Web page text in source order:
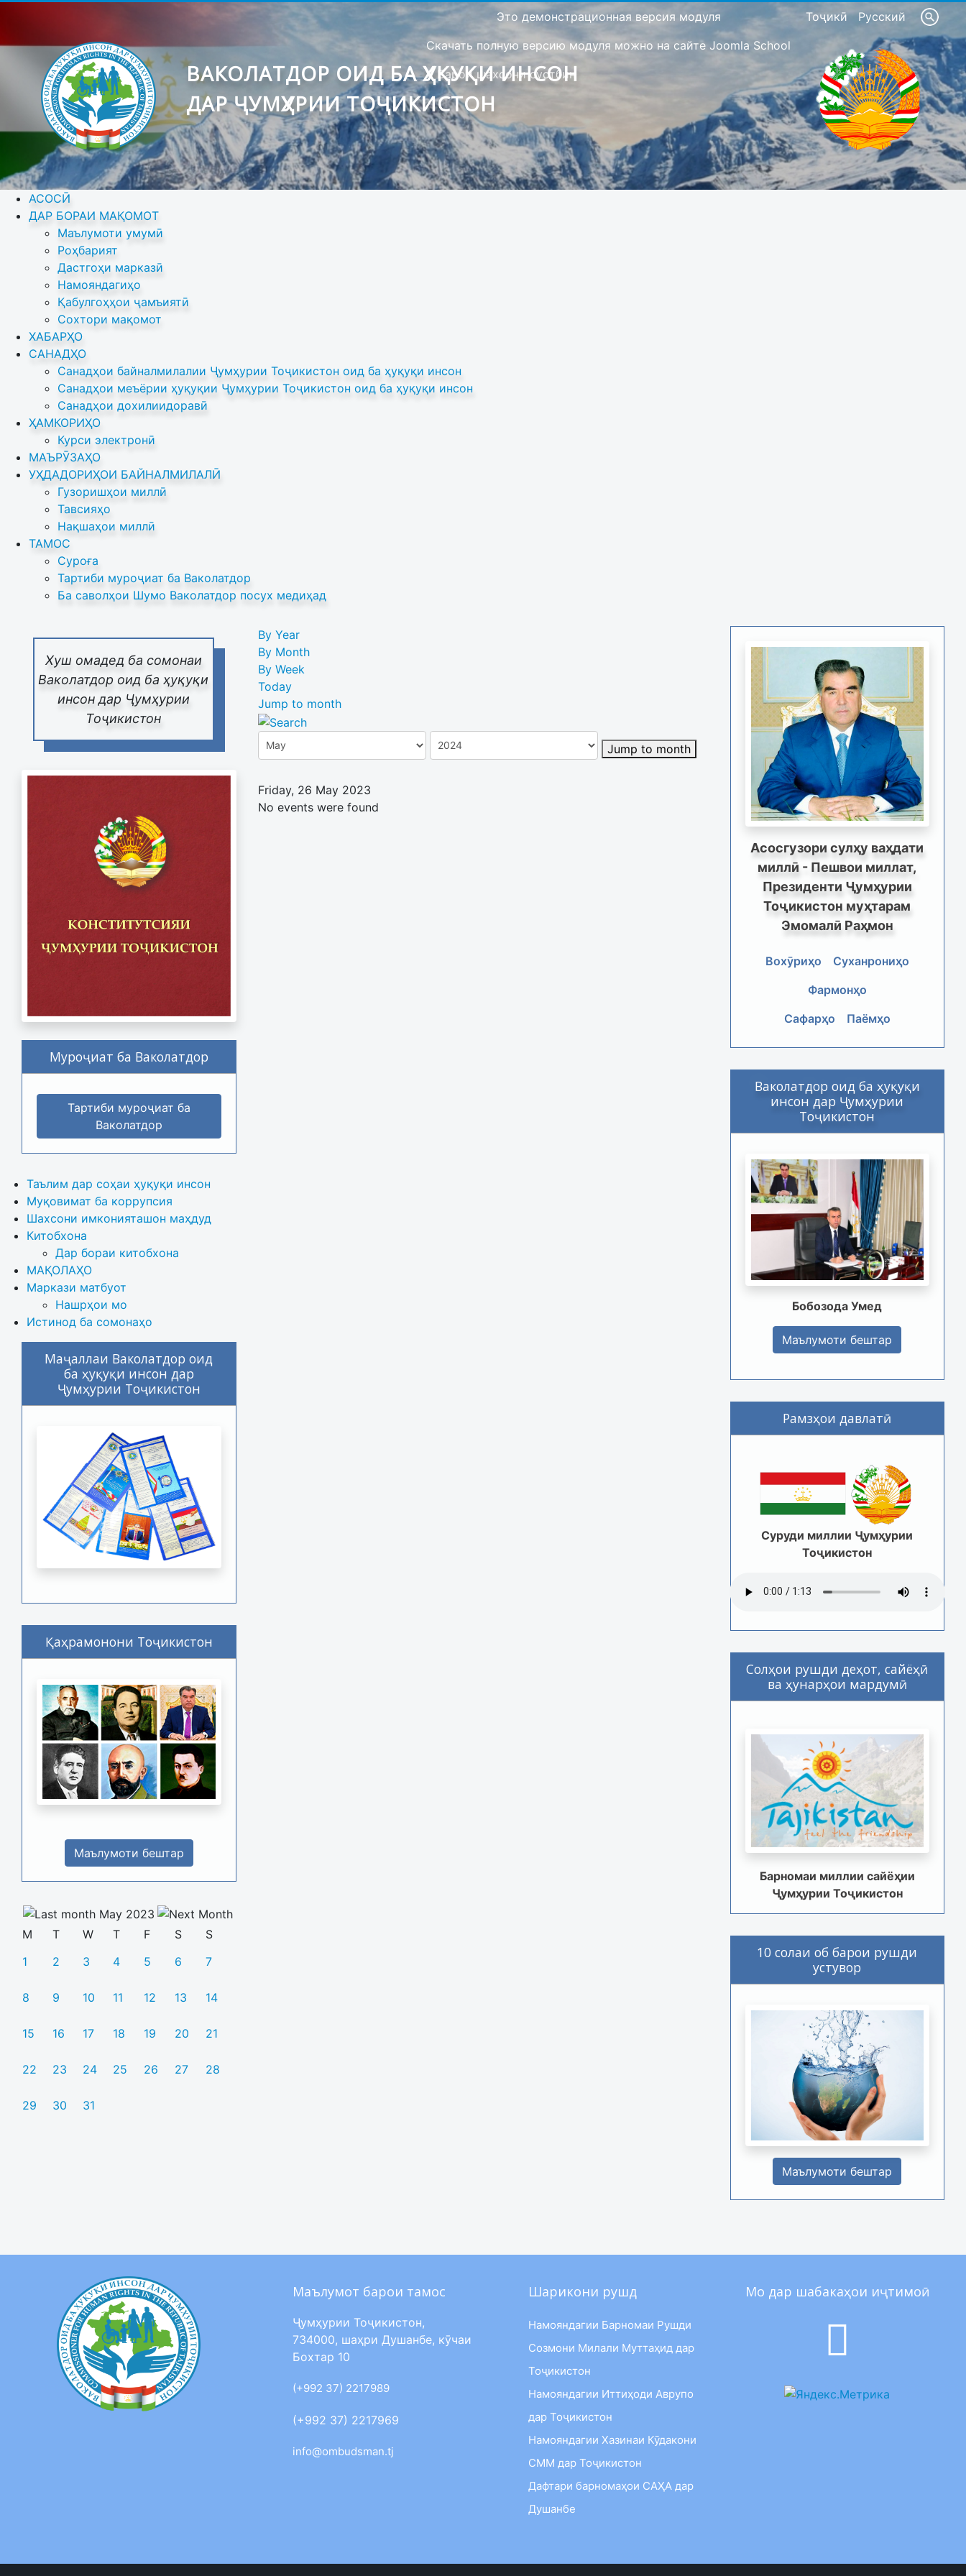
Тоҷикӣ Русский
Это демонстрационная версия модуля
Скачать полную версию модуля можно на сайте Joomla School
Барои шахсони сустбин
ВАКОЛАТДОР ОИД БА ҲУҚУҚИ ИНСОН
ДАР ҶУМҲУРИИ ТОҶИКИСТОН
АСОСӢ
ДАР БОРАИ МАҚОМОТ
Маълумоти умумӣ
Роҳбарият
Дастгоҳи марказӣ
Намояндагиҳо
Қабулгоҳҳои ҷамъиятӣ
Сохтори мақомот
ХАБАРҲО
САНАДҲО
Санадҳои байналмилалии Ҷумҳурии Тоҷикистон оид ба ҳуқуқи инсон
Санадҳои меъёрии ҳуқуқии Ҷумҳурии Тоҷикистон оид ба ҳуқуқи инсон
Санадҳои дохилиидоравӣ
ҲАМКОРИҲО
Курси электронӣ
МАЪРӮЗАҲО
УҲДАДОРИҲОИ БАЙНАЛМИЛАЛӢ
Гузоришҳои миллӣ
Тавсияҳо
Нақшаҳои миллӣ
ТАМОС
Суроға
Тартиби муроҷиат ба Ваколатдор
Ба саволҳои Шумо Ваколатдор посух медиҳад
Хуш омадед ба сомонаи
Ваколатдор оид ба ҳуқуқи
инсон дар Ҷумҳурии
Тоҷикистон
Муроҷиат ба Ваколатдор
Тартиби муроҷиат ба
Ваколатдор
Таълим дар соҳаи ҳуқуқи инсон
Муқовимат ба коррупсия
Шахсони имконияташон маҳдуд
Китобхона
Дар бораи китобхона
МАҚОЛАҲО
Маркази матбуот
Нашрҳои мо
Истинод ба сомонаҳо
Маҷаллаи Ваколатдор оид
ба ҳуқуқи инсон дар
Ҷумҳурии Тоҷикистон
Қаҳрамонони Тоҷикистон
Маълумоти бештар
May 2023
M
T W T F S
S
1
2 3 4 5 6 7
8 9 10 11 12 13 14
15 16 17 18 19 20 21
22 23 24 25 26 27 28
29 30 31
By Year
By Month
By Week
Today
Jump to month
Jump to month
Friday, 26 May 2023
No events were found
Асосгузори сулҳу ваҳдати
миллӣ - Пешвои миллат,
Президенти Ҷумҳурии
Тоҷикистон муҳтарам
Эмомалӣ Раҳмон
Вохӯриҳо
Суханрониҳо
Фармонҳо
Сафарҳо
Паёмҳо
Ваколатдор оид ба ҳуқуқи
инсон дар Ҷумҳурии
Тоҷикистон
Бобозода Умед
Маълумоти бештар
Рамзҳои давлатӣ
Суруди миллии Ҷумҳурии
Тоҷикистон
Солҳои рушди деҳот, сайёҳӣ
ва ҳунарҳои мардумӣ
Барномаи миллии сайёҳии
Ҷумҳурии Тоҷикистон
10 солаи об барои рушди
устувор
Маълумоти бештар
Маълумот барои тамос
Ҷумҳурии Тоҷикистон,
734000, шаҳри Душанбе, кӯчаи
Бохтар 10
(+992 37) 2217989
(+992 37) 2217969
info@ombudsman.tj
Шарикони рушд
Намояндагии Барномаи Рушди
Созмони Милали Муттаҳид дар
Тоҷикистон
Намояндагии Иттиҳоди Аврупо
дар Тоҷикистон
Намояндагии Хазинаи Кӯдакони
СММ дар Тоҷикистон
Дафтари барномаҳои САҲА дар
Душанбе
Мо дар шабакаҳои иҷтимоӣ